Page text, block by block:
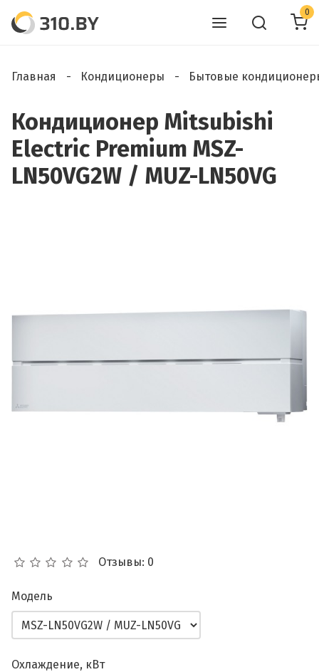
0
Главная Кондиционеры Бытовые
Кондиционер Mitsubishi
Electric Premium MSZ-
LN50VG2W / MUZ-LN50VG
Отзывы: 0
Модель
Охлаждение, кВт